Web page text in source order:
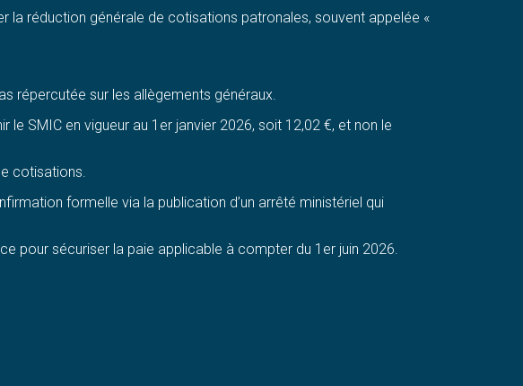
la réduction générale de cotisations patronales, souvent appelée «
répercutée sur les allègements généraux.
SMIC en vigueur au 1er janvier 2026, soit 12,02 €, et non le
cotisations.
formelle via la publication d’un arrêté ministériel qui
pour sécuriser la paie applicable à compter du 1er juin 2026.